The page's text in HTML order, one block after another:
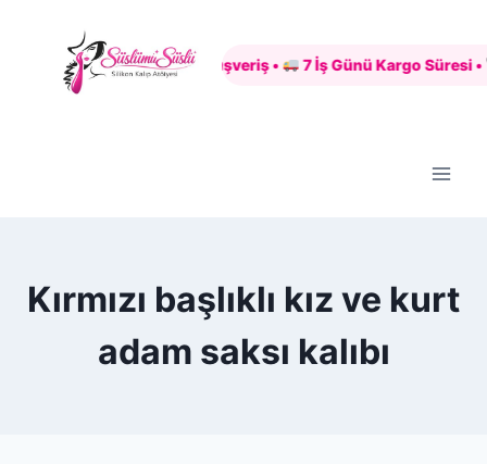
content
Güvenli Alışveriş • 7 İş Günü Kargo Süresi •
Kırmızı başlıklı kız ve kurt
adam saksı kalıbı